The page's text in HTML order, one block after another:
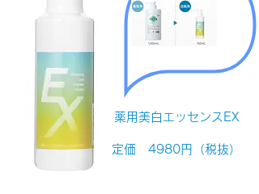
薬用美白エッセンスEX
定価 4980円（税抜）